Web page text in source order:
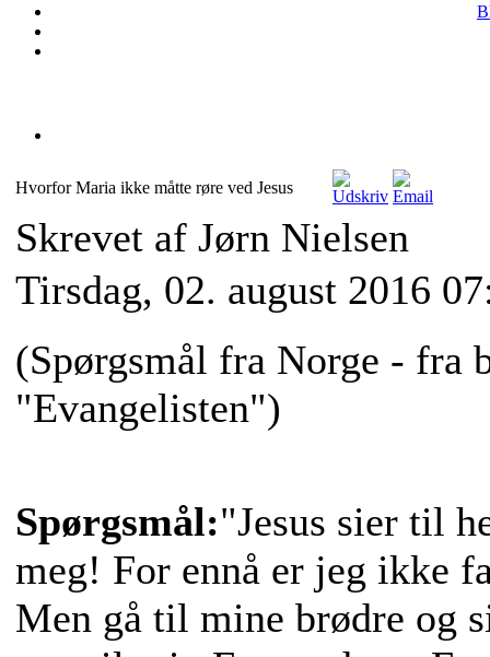
Hvorfor Maria ikke måtte røre ved Jesus
Skrevet af Jørn Nielsen
Tirsdag, 02. august 2016
(Spørgsmål fra Norge - fra
"Evangelisten")
Spørgsmål:"Jesus sier til
meg! For ennå er jeg ikke
Men gå til mine brødre og